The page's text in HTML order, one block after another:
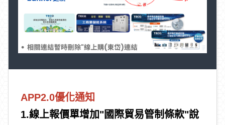
APP2.0優化通知
1.線上報價單增加"國際貿易管制條款"說